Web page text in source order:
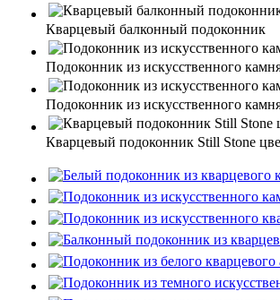
Кварцевый балконный подоконник
Подоконник из искусственного
Подоконник из искусственного
Кварцевый подоконник Still Stone